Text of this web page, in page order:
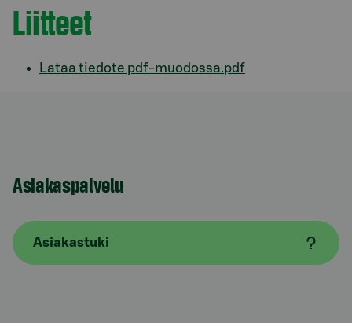
Liitteet
Lataa tiedote pdf-muodossa.pdf
Asiakaspalvelu
Asiakastuki